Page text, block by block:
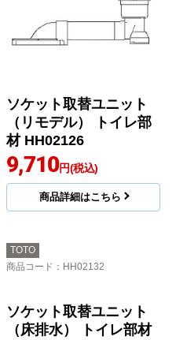
ソケット取替ユニット
（リモデル） トイレ部
材 HH02126
9,710円(税込)
商品詳細はこちら
TOTO
商品コード ：HH02132